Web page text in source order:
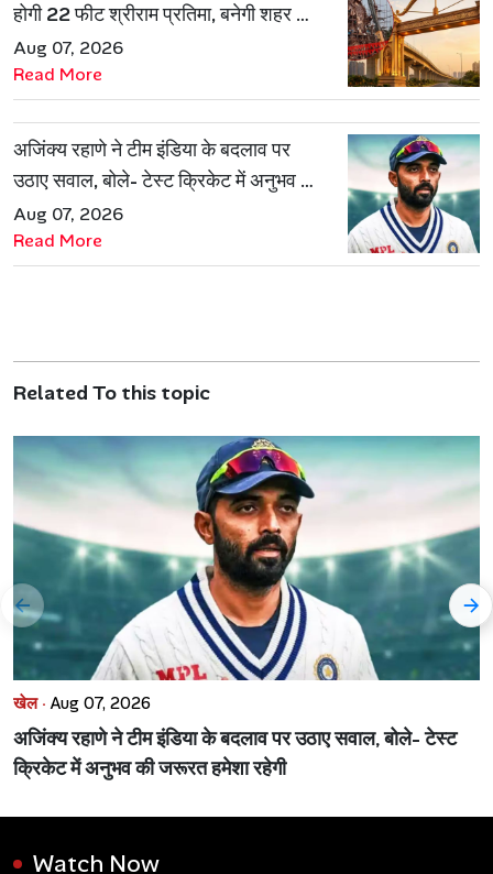
होगी 22 फीट श्रीराम प्रतिमा, बनेगी शहर की
नई पहचान
Aug 07, 2026
Read More
अजिंक्य रहाणे ने टीम इंडिया के बदलाव पर
उठाए सवाल, बोले- टेस्ट क्रिकेट में अनुभव की
जरूरत हमेशा रहेगी
Aug 07, 2026
Read More
Related To this topic
खेल · Aug 07, 2026
अजिंक्य रहाणे ने टीम इंडिया के बदलाव पर उठाए सवाल, बोले- टेस्ट
क्रिकेट में अनुभव की जरूरत हमेशा रहेगी
Watch Now